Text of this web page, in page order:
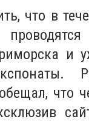
что в
и
что